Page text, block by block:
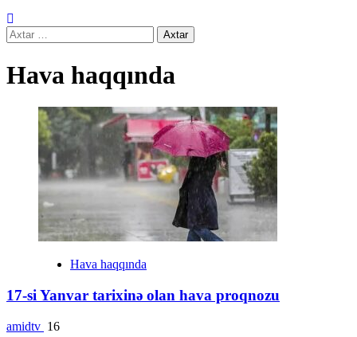
Axtarış:
Hava haqqında
Hava haqqında
17-si Yanvar tarixinə olan hava proqnozu
amidtv 16